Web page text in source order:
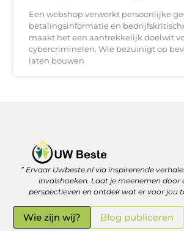
Een webshop verwerkt persoonlijke
betalingsinformatie en
maakt het een aantrekkelijk doelwit
cybercriminelen. Wie bezuinigt op
laten bouwen
” Ervaar Uwbeste.nl via inspirerende
invalshoeken. Laat je meenemen door
perspectieven en ontdek wat er voor jou
Wie zijn wij? Blog publiceren